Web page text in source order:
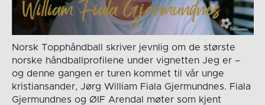
Norsk Topphåndball skriver jevnlig om de største
norske håndballprofilene under vignetten Jeg er –
og denne gangen er turen kommet til vår unge
kristiansander, Jørg William Fiala Gjermundnes. Fiala
Gjermundnes og ØIF Arendal møter som kjent